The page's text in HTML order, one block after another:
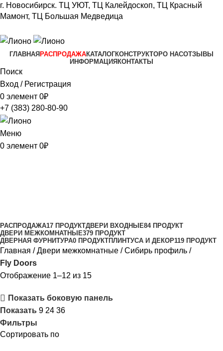
г. Новосибирск. ТЦ УЮТ, ТЦ Калейдоскоп, ТЦ Красный
Мамонт, ТЦ Большая Медведица​
ГЛАВНАЯ РАСПРОДАЖАКАТАЛОГКОНСТРУКТОРО НАСОТЗЫВЫ
ИНФОРМАЦИЯ КОНТАКТЫ
Поиск
Вход / Регистрация
0 элемент 0₽
+7 (383) 280-80-90
Меню
0 элемент 0₽
РАСПРОДАЖА17 ПРОДУКТДВЕРИ ВХОДНЫЕ84 ПРОДУКТ
ДВЕРИ МЕЖКОМНАТНЫЕ379 ПРОДУКТ
ДВЕРНАЯ ФУРНИТУРА0 ПРОДУКТПЛИНТУСА И ДЕКОР119 ПРОДУКТ
Главная Двери межкомнатные
Сибирь профиль
Fly Doors
Отображение 1–12 из 15
Показать боковую панель
Показать 9 24 36
Фильтры
Сортировать по